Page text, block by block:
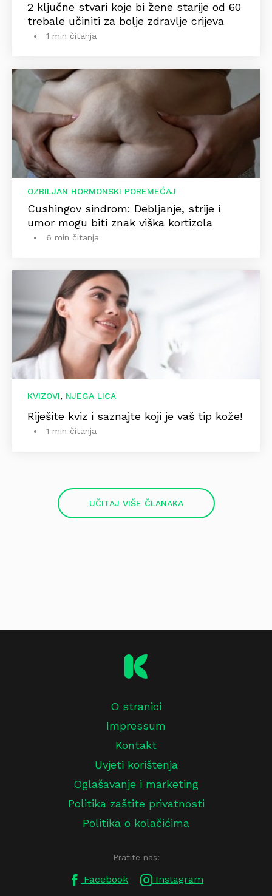
2 ključne stvari koje bi žene starije od 60
trebale učiniti za bolje zdravlje crijeva
1 min čitanja
OZBILJAN HORMONSKI POREMEĆAJ
Cushingov sindrom: Debljanje, strije i
umor mogu biti znak viška kortizola
6 min čitanja
KVIZOVI, NJEGA LICA
Riješite kviz i saznajte koji je vaš tip kože!
1 min čitanja
UČITAJ VIŠE ČLANAKA
O stranici
Impressum
Kontakt
Uvjeti korištenja
Oglašavanje i marketing
Politika zaštite privatnosti
Politika o kolačićima
Pratite nas:
Facebook Instagram